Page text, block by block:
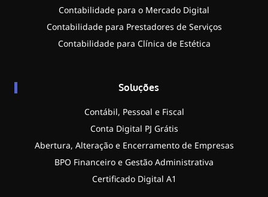
Contabilidade para o Mercado Digital
Contabilidade para Prestadores de Serviços
Contabilidade para Clínica de Estética
Soluções
Contábil, Pessoal e Fiscal
Conta Digital PJ Grátis
Abertura, Alteração e Encerramento de Empresas
BPO Financeiro e Gestão Administrativa
Certificado Digital A1